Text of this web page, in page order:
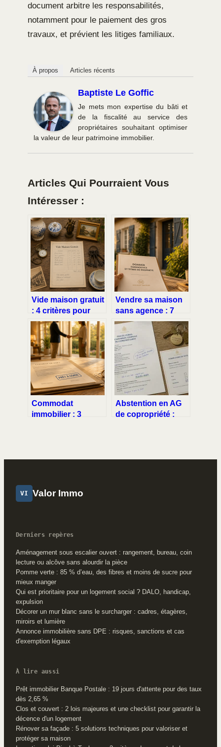
document arbitre les responsabilités,
notamment pour le paiement des gros
travaux, et prévient les litiges familiaux.
À propos Articles récents
Baptiste Le Goffic
Je mets mon expertise du bâti et
de la fiscalité au service des
propriétaires souhaitant optimiser
la valeur de leur patrimoine immobilier.
Articles Qui Pourraient Vous
Intéresser :
Vide maison gratuit
: 4 critères pour
une intervention
sans frais
Vendre sa maison
sans agence : 7
étapes pour
sécuriser votre
transaction et
économiser jusqu’à
10 %
Commodat
immobilier : 3
votre prêt à usage
Abstention en AG
de copropriété :
VI Valor Immo
Derniers repères
Aménagement sous escalier ouvert : rangement, bureau, coin
lecture ou alcôve sans alourdir la pièce
Pomme verte : 85 % d’eau, des fibres et moins de sucre pour
mieux manger
Qui est prioritaire pour un logement social ? DALO, handicap,
expulsion
Décorer un mur blanc sans le surcharger : cadres, étagères,
miroirs et lumière
Annonce immobilière sans DPE : risques, sanctions et cas
d'exemption légaux
À lire aussi
Prêt immobilier Banque Postale : 19 jours d'attente pour des taux
dès 2,65 %
Clos et couvert : 2 lois majeures et une checklist pour garantir la
décence d'un logement
Rénover sa façade : 5 solutions techniques pour valoriser et
protéger sa maison